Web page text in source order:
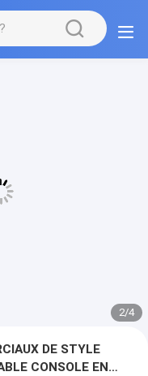
3/4
DE STYLE
CONSOLE EN